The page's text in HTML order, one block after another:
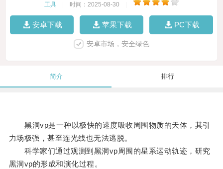
工具 时间：2025-08-30
安卓下载 苹果下载 PC下载
安卓市场，安全绿色
简介 排行
黑洞vp是一种以极快的速度吸收周围物质的天体，其引
力场极强，甚至连光线也无法逃脱。
科学家们通过观测到黑洞vp周围的星系运动轨迹，研究
黑洞vp的形成和演化过程。